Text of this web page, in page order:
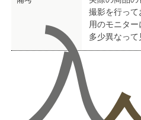
入
撮影を行っ
用のモニタ
多少異なって